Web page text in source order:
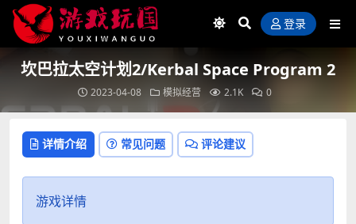
登录
坎巴拉太空计划2/Kerbal Space Program 2
2023-04-08 模拟经营 2.1K 0
详情介绍 常见问题 评论建议
游戏详情